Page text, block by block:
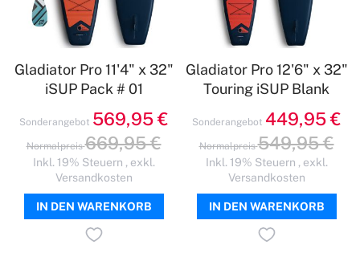
Gladiator Pro 11'4" x 32"
iSUP Pack # 01
Sonderangebot 569,95 €
Normalpreis 669,95 €
Inkl. 19% Steuern , exkl.
Versandkosten
IN DEN WARENKORB
Gladiator Pro 12'6" x 32"
Touring iSUP Blank
Sonderangebot 449,95 €
Normalpreis 549,95 €
Inkl. 19% Steuern , exkl.
Versandkosten
IN DEN WARENKORB